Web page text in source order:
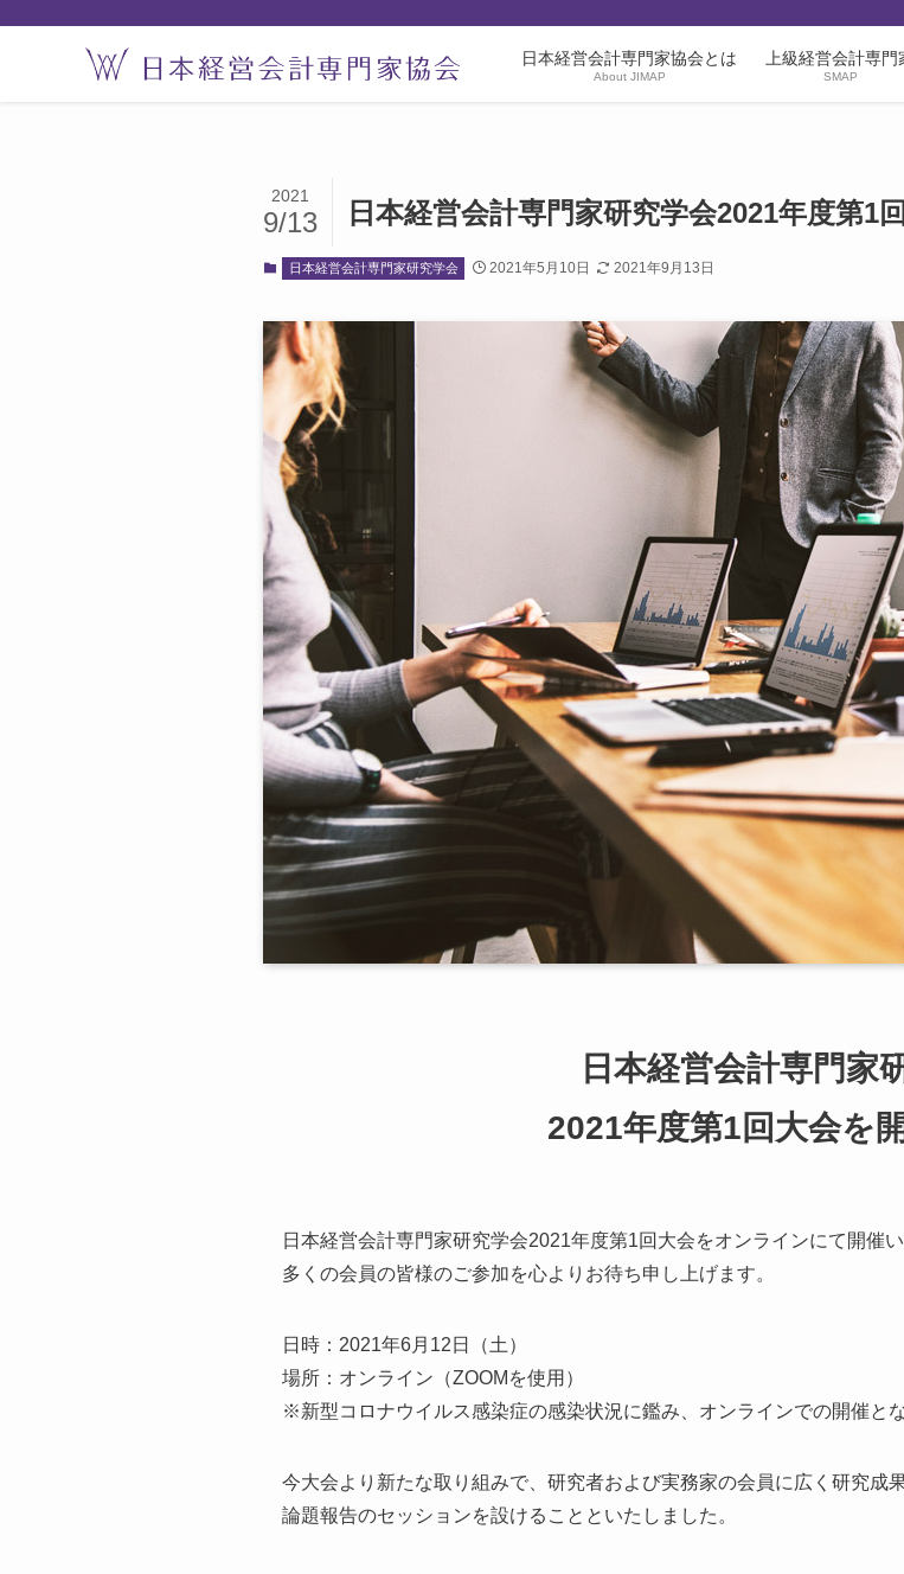
日本経営会計専門家協会とは
About JIMAP
上級経営会計専門
SMAP
日本経営会計専門家研究学会2021年度第1
2021
9/13
日本経営会計専門家研究学会 2021年5月10日 2021年9月13日
日本経営会計専門家
2021年度第1回大会を
日本経営会計専門家研究学会2021年度第1回大会をオンラインにて開催い
多くの会員の皆様のご参加を心よりお待ち申し上げます。
日時：2021年6月12日（土）
場所：オンライン（ZOOMを使用）
※新型コロナウイルス感染症の感染状況に鑑み、オンラインでの開催とな
今大会より新たな取り組みで、研究者および実務家の会員に広く研究成
論題報告のセッションを設けることといたしました。